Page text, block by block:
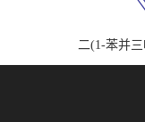
二(1-苯并